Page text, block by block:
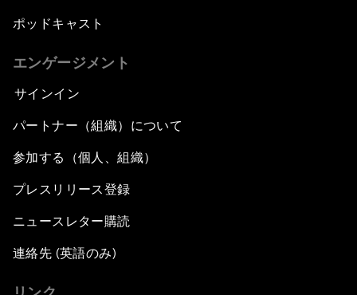
ポッドキャスト
エンゲージメント
サインイン
パートナー（組織）について
参加する（個人、組織）
プレスリリース登録
ニュースレター購読
連絡先 (英語のみ)